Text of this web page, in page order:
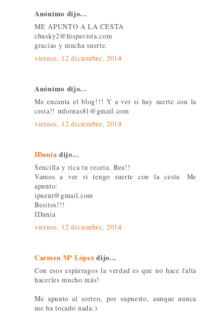
Anónimo dijo...
ME APUNTO A LA CESTA
chusky2@hispavista.com
gracias y mucha suerte.
viernes, 12 diciembre, 2014
Anónimo dijo...
Me encanta el blog!!! Y a ver si hay suerte con la
cesta!! mfornas81@gmail.com
viernes, 12 diciembre, 2014
IDania dijo...
Sencilla y rica tu receta, Bea!!
Vamos a ver si tengo suerte con la cesta. Me
apunto:
ipuent@gmail.com
Besitos!!!
IDania
viernes, 12 diciembre, 2014
Carmen Mª López dijo...
Con esos espárragos la verdad es que no hace falta
hacerles mucho más!
Me apunto al sorteo, por supuesto, aunque nunca
me ha tocado nada:)